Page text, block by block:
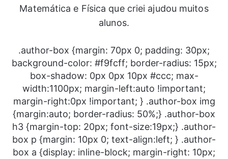
Matemática e Física que criei ajudou muitos
alunos.
.author-box {margin: 70px 0; padding: 30px;
background-color: #f9fcff; border-radius: 15px;
box-shadow: 0px 0px 10px #ccc; max-
width:1100px; margin-left:auto !important;
margin-right:0px !important; } .author-box img
{margin:auto; border-radius: 50%;} .author-box
h3 {margin-top: 20px; font-size:19px;} .author-
box p {margin: 10px 0; text-align:left; } .author-
box a {display: inline-block; margin-right: 10px;